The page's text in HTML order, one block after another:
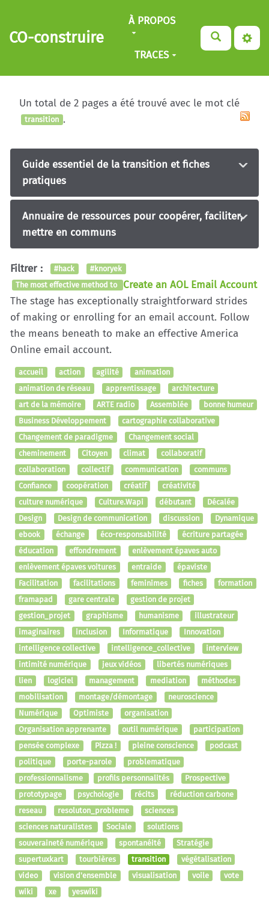
Aller au contenu principal
CO-construire
À PROPOS
TRACES
Un total de 2 pages a été trouvé avec le mot clé
transition .
Guide essentiel de la transition et fiches
pratiques
Annuaire de ressources pour coopérer, faciliter,
mettre en communs
Filtrer : #hack
#knoryek
The most effective method to Create an AOL Email Account
The stage has exceptionally straightforward strides
of making or enrolling for an email account. Follow
the means beneath to make an effective America
Online email account.
accueil action agilité
animation
animation de réseau
apprentissage
architecture
art de la mémoire
ARTE radio Assemblée
bonne humeur
Business Développement
cartographie collaborative
Changement de paradigme
Changement social
cheminement
Citoyen climat
collaboratif
collaboration
collectif communication
communs
Confiance
coopération créatif
créativité
culture numérique
Culture.Wapi débutant
Décalée
Design
Design de communication discussion
Dynamique
ebook
échange éco-responsabilité
écriture partagée
éducation
effondrement
enlèvement épaves auto
enlèvement épaves voitures
entraide
épaviste
Facilitation
facilitations feminimes fiches
formation
framapad
gare centrale
gestion de projet
gestion_projet
graphisme humanisme
illustrateur
imaginaires
inclusion Informatique
Innovation
intelligence collective
intelligence_collective
interview
intimité numérique
jeux vidéos
libertés numériques
lien
logiciel management mediation
méthodes
mobilisation
montage/démontage
neuroscience
Numérique
Optimiste
organisation
Organisation apprenante
outil numérique
participation
pensée complexe
Pizza ! pleine conscience
podcast
politique
porte-parole
problematique
professionnalisme
profils personnalités
Prospective
prototypage
psychologie récits
réduction carbone
reseau
resoluton_probleme
sciences
sciences naturalistes
Sociale
solutions
souveraineté numérique
spontanéité
Stratégie
supertuxkart
tourbières transition
végétalisation
video
vision d'ensemble visualisation voile
vote
wiki
xe yeswiki